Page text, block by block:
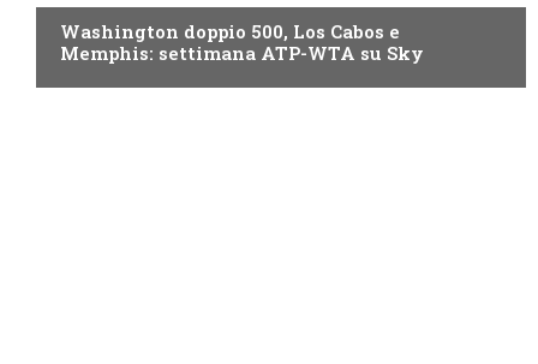
Washington doppio 500, Los Cabos e
Memphis: settimana ATP-WTA su Sky